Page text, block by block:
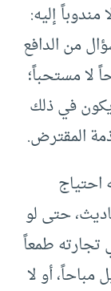
إليه:
من الدافع
لا مستحباً؛
في ذلك
المقترض.
حتى لو
تجارته طمعاً
أو لا